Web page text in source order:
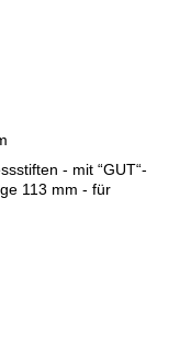
- mit “GUT“-
113 mm - für